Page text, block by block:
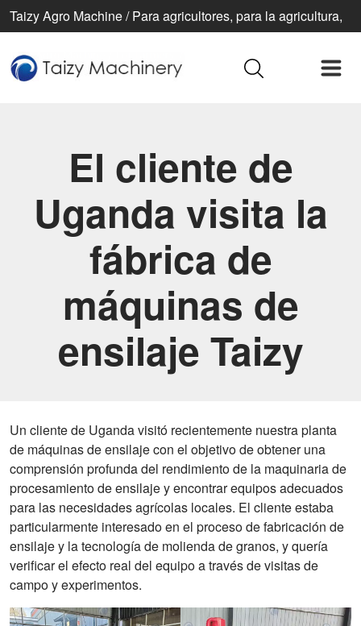
Taizy Agro Machine / Para agricultores, para la agricultura,
El cliente de
Uganda visita la
fábrica de
máquinas de
ensilaje Taizy
Un cliente de Uganda visitó recientemente nuestra planta
de máquinas de ensilaje con el objetivo de obtener una
comprensión profunda del rendimiento de la maquinaria de
procesamiento de ensilaje y encontrar equipos adecuados
para las necesidades agrícolas locales. El cliente estaba
particularmente interesado en el proceso de fabricación de
ensilaje y la tecnología de molienda de granos, y quería
verificar el efecto real del equipo a través de visitas de
campo y experimentos.